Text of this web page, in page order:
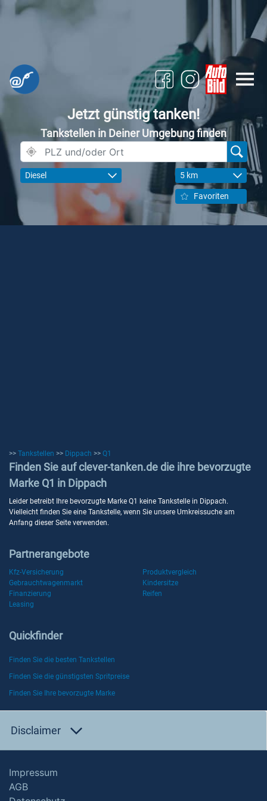
Jetzt günstig tanken!
Tankstellen in Deiner Umgebung finden
Diesel 5 km
Favoriten
>> Tankstellen >> Dippach >> Q1
Finden Sie auf clever-tanken.de die ihre bevorzugte
Marke Q1 in Dippach
Leider betreibt Ihre bevorzugte Marke Q1 keine Tankstelle in Dippach.
Vielleicht finden Sie eine Tankstelle, wenn Sie unsere Umkreissuche am
Anfang dieser Seite verwenden.
Partnerangebote
Kfz-Versicherung
Produktvergleich
Gebrauchtwagenmarkt
Kindersitze
Finanzierung
Reifen
Leasing
Quickfinder
Finden Sie die besten Tankstellen
Finden Sie die günstigsten Spritpreise
Finden Sie Ihre bevorzugte Marke
Disclaimer
Impressum
AGB